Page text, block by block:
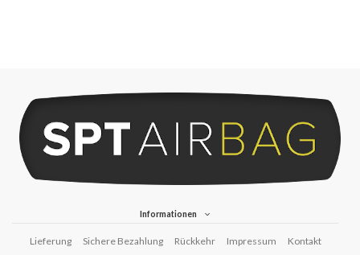
Informationen
Lieferung Sichere Bezahlung Rückkehr Impressum Kontakt